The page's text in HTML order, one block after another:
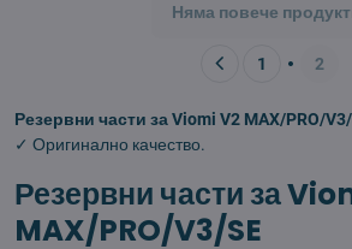
Няма повече
1 2
Резервни части за Viomi V2 MAX/PRO/
✓ Оригинално качество.
Резервни части за
MAX/PRO/V3/SE